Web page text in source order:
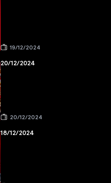
19/12/2024
20/12/2024
20/12/2024
18/12/2024